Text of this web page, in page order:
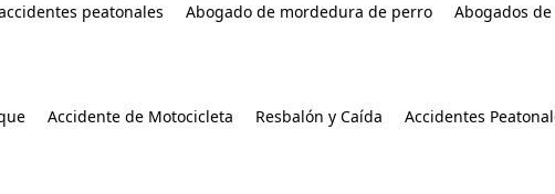
peatonales Abogado de mordedura de perro Abogados
Accidente de Motocicleta Resbalón y Caída Accidentes